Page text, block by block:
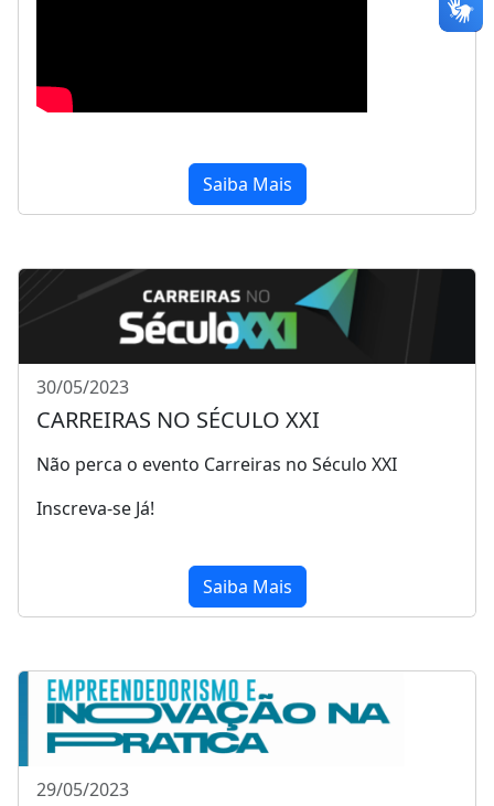
Saiba Mais
30/05/2023
CARREIRAS NO SÉCULO XXI
Não perca o evento Carreiras no Século XXI
Inscreva-se Já!
Saiba Mais
29/05/2023